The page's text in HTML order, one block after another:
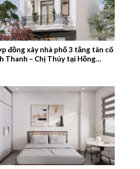
đồng xây nhà phố 3 tầng tân cổ
Thanh – Chị Thúy tại Hồng